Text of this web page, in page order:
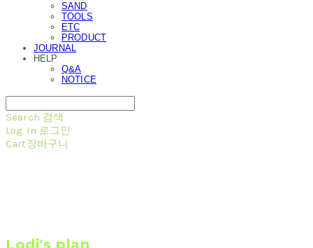
SAND
TOOLS
ETC
PRODUCT
JOURNAL
HELP
Q&A
NOTICE
Search 검색
Log In 로그인
Cart장바구니
Lodi's plan